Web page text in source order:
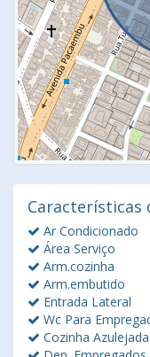
Características
Ar Condicionado
Área Serviço
Arm.cozinha
Arm.embutido
Entrada Lateral
Wc Para
Cozinha Azulejada